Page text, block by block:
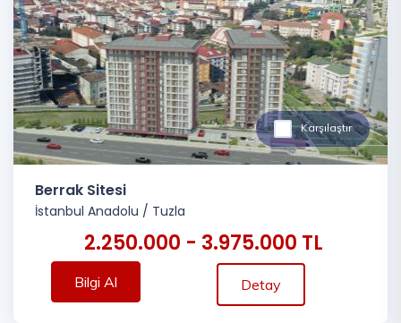
Karşılaştır
Berrak Sitesi
İstanbul Anadolu / Tuzla
2.250.000 - 3.975.000 TL
Bilgi Al Detay